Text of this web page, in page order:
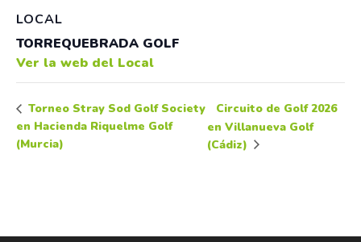
LOCAL
TORREQUEBRADA GOLF
Ver la web del Local
Torneo Stray Sod Golf Society
en Hacienda Riquelme Golf
(Murcia)
Circuito de Golf 2026
en Villanueva Golf
(Cádiz)